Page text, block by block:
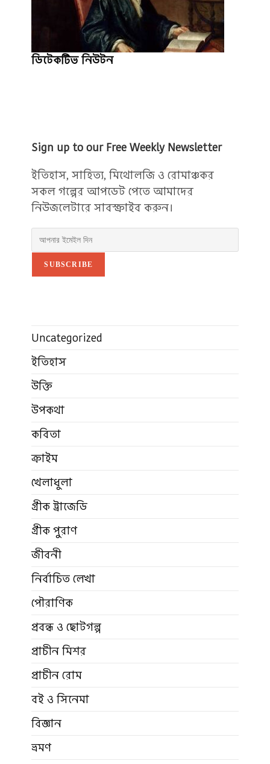
ডিটেকটিভ নিউটন
Sign up to our Free Weekly Newsletter
ইতিহাস, সাহিত্য, মিথোলজি ও রোমাঞ্চকর
সকল গল্পের আপডেট পেতে আমাদের
নিউজলেটারে সাবস্ক্রাইব করুন।
SUBSCRIBE
Uncategorized
ইতিহাস
উক্তি
উপকথা
কবিতা
ক্রাইম
খেলাধুলা
গ্রীক ট্রাজেডি
গ্রীক পুরাণ
জীবনী
নির্বাচিত লেখা
পৌরাণিক
প্রবন্ধ ও ছোটগল্প
প্রাচীন মিশর
প্রাচীন রোম
বই ও সিনেমা
বিজ্ঞান
ভ্রমণ